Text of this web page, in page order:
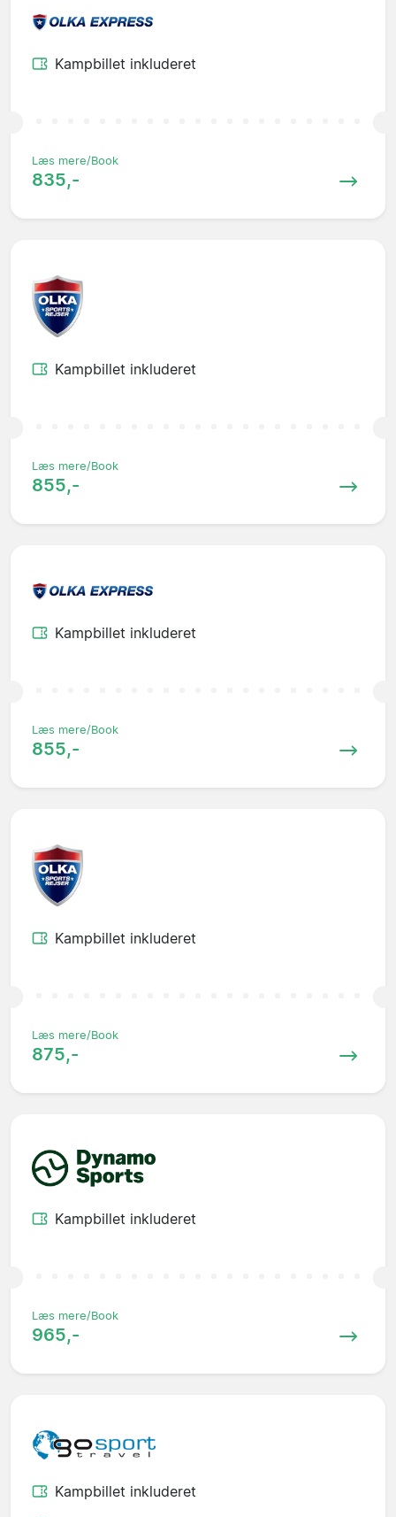
Kampbillet inkluderet
Læs mere/Book
835,-
Kampbillet inkluderet
Læs mere/Book
855,-
Kampbillet inkluderet
Læs mere/Book
855,-
Kampbillet inkluderet
Læs mere/Book
875,-
Kampbillet inkluderet
Læs mere/Book
965,-
Kampbillet inkluderet